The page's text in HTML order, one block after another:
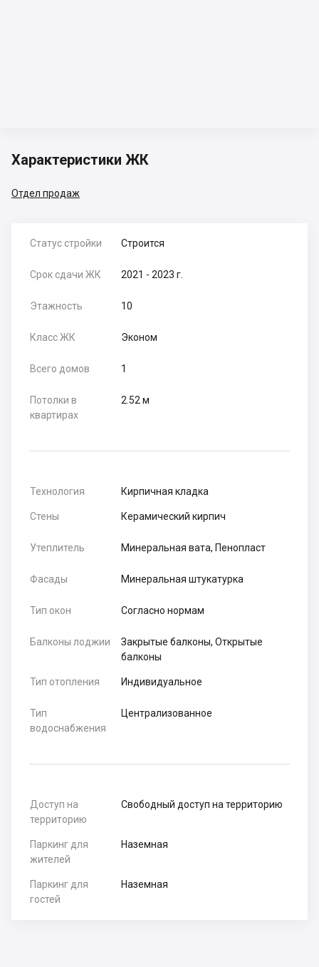
Характеристики ЖК
Отдел продаж
Статус стройки Строится
Срок сдачи ЖК 2021 - 2023 г.
Этажность 10
Класс ЖК Эконом
Всего домов 1
Потолки в
квартирах
2.52 м
Технология Кирпичная кладка
Стены Керамический кирпич
Утеплитель Минеральная вата, Пенопласт
Фасады Минеральная штукатурка
Тип окон Согласно нормам
Балконы лоджии
Закрытые балконы, Открытые
балконы
Тип отопления Индивидуальное
Тип
водоснабжения
Централизованное
Доступ на
территорию
Свободный доступ на территорию
Паркинг для
жителей
Наземная
Паркинг для
гостей
Наземная